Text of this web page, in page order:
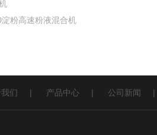
粉高速粉液混合机
们 | 产品中心 | 公司新闻 |